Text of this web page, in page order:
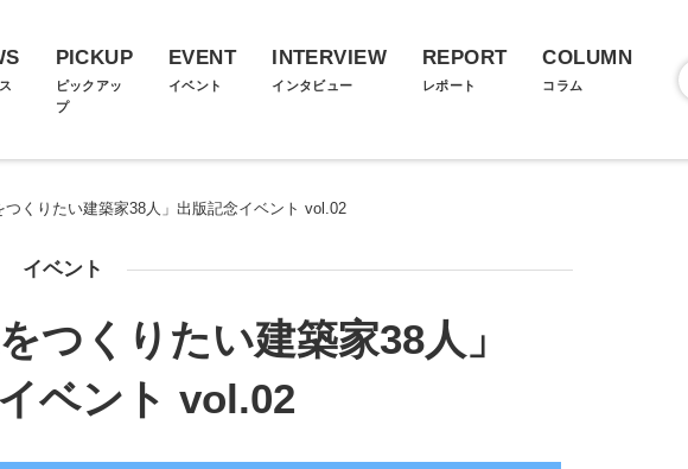
PICKUP
ピックアッ
プ
EVENT
イベント
INTERVIEW
インタビュー
REPORT
レポート
COLUMN
コラム
くりたい建築家38人」出版記念イベント vol.02
イベント
つくりたい建築家38人」
ベント vol.02